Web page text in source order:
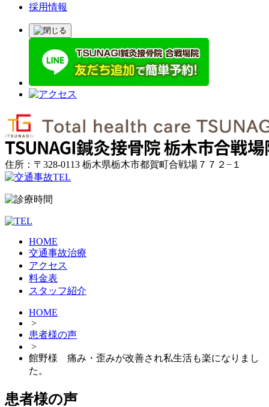
採用情報
住所：〒328-0113 栃木県栃木市都賀町合戦場７７２−１
HOME
交通事故治療
アクセス
料金表
スタッフ紹介
HOME
>
患者様の声
>
館野様 痛み・歪みが改善され私生活も楽になりまし
た。
患者様の声